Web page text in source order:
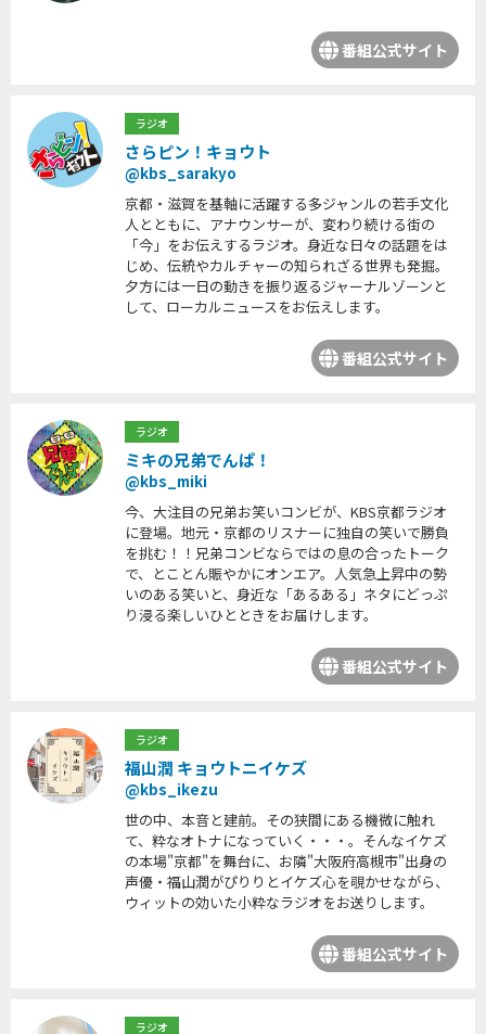
番組公式サイト
ラジオ
さらピン！キョウト
@kbs_sarakyo
京都・滋賀を基軸に活躍する多ジャンルの若手文化
人とともに、アナウンサーが、変わり続ける街の
「今」をお伝えするラジオ。身近な日々の話題をは
じめ、伝統やカルチャーの知られざる世界も発掘。
夕方には一日の動きを振り返るジャーナルゾーンと
して、ローカルニュースをお伝えします。
番組公式サイト
ラジオ
ミキの兄弟でんぱ！
@kbs_miki
今、大注目の兄弟お笑いコンビが、KBS京都ラジオ
に登場。地元・京都のリスナーに独自の笑いで勝負
を挑む！！兄弟コンビならではの息の合ったトーク
で、とことん賑やかにオンエア。人気急上昇中の勢
いのある笑いと、身近な「あるある」ネタにどっぷ
り浸る楽しいひとときをお届けします。
番組公式サイト
ラジオ
福山潤 キョウトニイケズ
@kbs_ikezu
世の中、本音と建前。その狭間にある機微に触れ
て、粋なオトナになっていく・・・。そんなイケズ
の本場"京都"を舞台に、お隣"大阪府高槻市"出身の
声優・福山潤がぴりりとイケズ心を覗かせながら、
ウィットの効いた小粋なラジオをお送りします。
番組公式サイト
ラジオ